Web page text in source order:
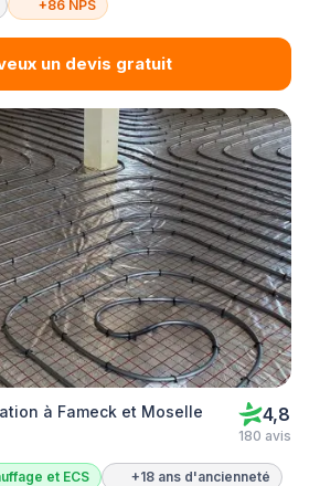
+86 NPS
un devis gratuit
à Fameck et Moselle 4,8
180 avis
et ECS +18 ans d'ancienneté